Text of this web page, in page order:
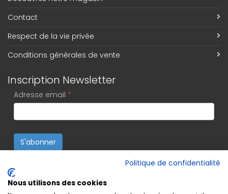
Contact
Respect de la vie privée
Conditions générales de vente
Inscription Newsletter
Adresse email *
S'abonner
Politique de confidentialité
Nous utilisons des cookies